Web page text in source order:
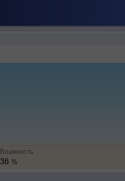
Влажность
36 %